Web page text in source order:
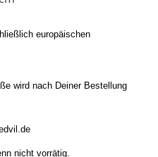
europäischen
wird nach Deiner Bestellung
nicht vorrätig.